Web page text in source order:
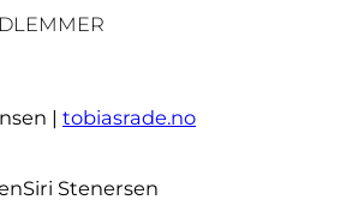
| tobiasrade.no
Siri Stenersen